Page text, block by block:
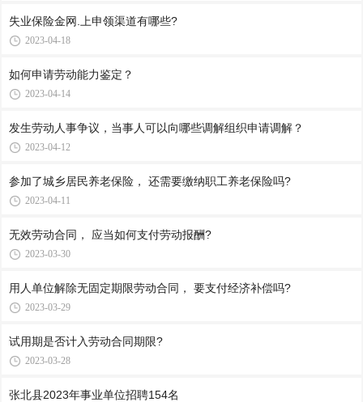
失业保险金网.上申领渠道有哪些?
2023-04-18
如何申请劳动能力鉴定？
2023-04-14
发生劳动人事争议，当事人可以向哪些调解组织申请调解？
2023-04-12
参加了城乡居民养老保险， 还需要缴纳职工养老保险吗?
2023-04-11
无效劳动合同， 应当如何支付劳动报酬?
2023-03-30
用人单位解除无固定期限劳动合同， 要支付经济补偿吗?
2023-03-29
试用期是否计入劳动合同期限?
2023-03-28
张北县2023年事业单位招聘154名